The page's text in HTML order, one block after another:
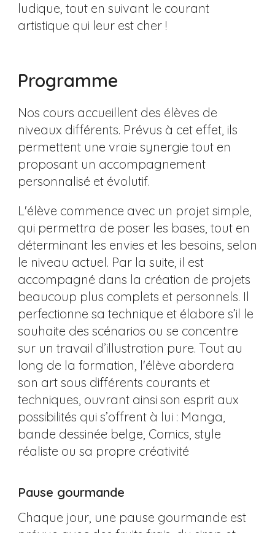
ludique, tout en suivant le courant
artistique qui leur est cher !
Programme
Nos cours accueillent des élèves de
niveaux différents. Prévus à cet effet, ils
permettent une vraie synergie tout en
proposant un accompagnement
personnalisé et évolutif.
L'élève commence avec un projet simple,
qui permettra de poser les bases, tout en
déterminant les envies et les besoins, selon
le niveau actuel. Par la suite, il est
accompagné dans la création de projets
beaucoup plus complets et personnels. Il
perfectionne sa technique et élabore s’il le
souhaite des scénarios ou se concentre
sur un travail d’illustration pure. Tout au
long de la formation, l'élève abordera
son art sous différents courants et
techniques, ouvrant ainsi son esprit aux
possibilités qui s’offrent à lui : Manga,
bande dessinée belge, Comics, style
réaliste ou sa propre créativité
Pause gourmande
Chaque jour, une pause gourmande est